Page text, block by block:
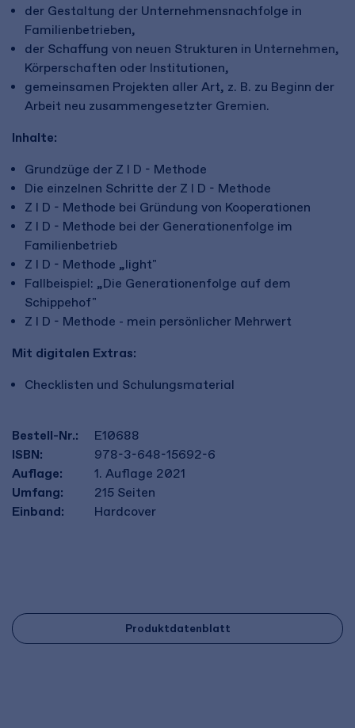
der Gestaltung der Unternehmensnachfolge in
Familienbetrieben,
der Schaffung von neuen Strukturen in Unternehmen,
Körperschaften oder Institutionen,
gemeinsamen Projekten aller Art, z. B. zu Beginn der
Arbeit neu zusammengesetzter Gremien.
Inhalte:
Grundzüge der Z I D - Methode
Die einzelnen Schritte der Z I D - Methode
Z I D - Methode bei Gründung von Kooperationen
Z I D - Methode bei der Generationenfolge im
Familienbetrieb
Z I D - Methode „light"
Fallbeispiel: „Die Generationenfolge auf dem
Schippehof"
Z I D - Methode - mein persönlicher Mehrwert
Mit digitalen Extras:
Checklisten und Schulungsmaterial
Bestell-Nr.:
E10688
ISBN:
978-3-648-15692-6
Auflage:
1. Auflage 2021
Umfang:
215 Seiten
Einband:
Hardcover
Produktdatenblatt